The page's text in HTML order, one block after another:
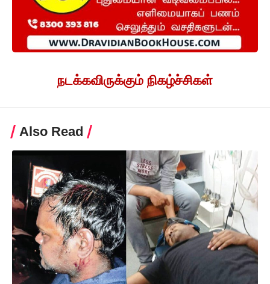
நடக்கவிருக்கும் நிகழ்ச்சிகள்
Also Read